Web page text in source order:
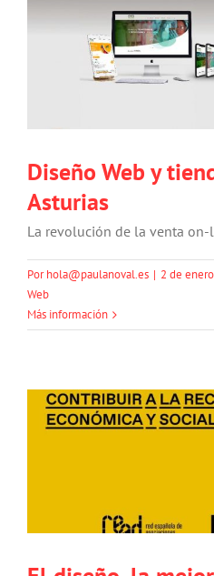
Diseño Web y
Asturias
La revolución de la venta
Porhola@paulanoval.es | 2 de
Web
Más información